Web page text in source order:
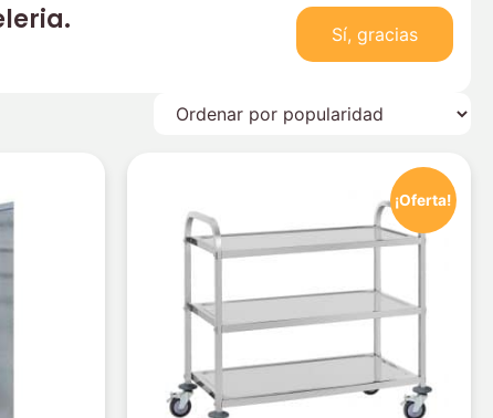
Sí, gracias
¡Oferta!